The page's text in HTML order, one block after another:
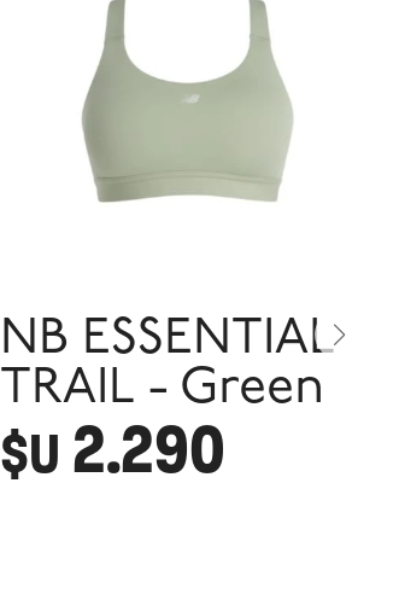
NB ESSENTIAL
TRAIL - Green
$U 2.290